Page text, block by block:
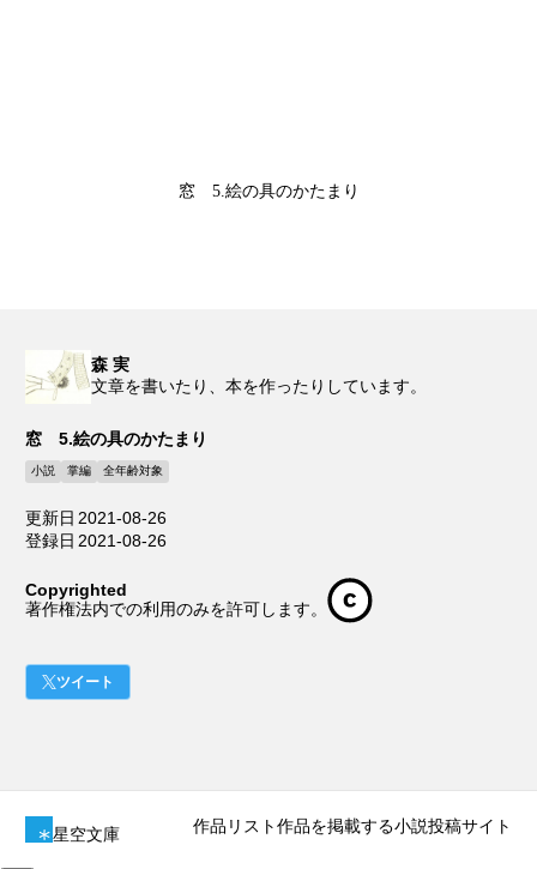
窓 5.絵の具のかたまり
森 実
文章を書いたり、本を作ったりしています。
窓 5.絵の具のかたまり
小説 掌編 全年齢対象
更新日 2021-08-26
登録日 2021-08-26
Copyrighted
著作権法内での利用のみを許可します。
ツイート
星空文庫 作品リスト作品を掲載する小説投稿サイト